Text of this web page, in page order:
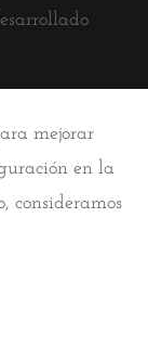
mejorar
en la
consideramos